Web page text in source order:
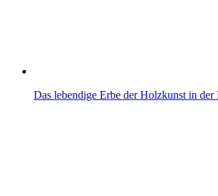
Das lebendige Erbe der Holzkunst in der